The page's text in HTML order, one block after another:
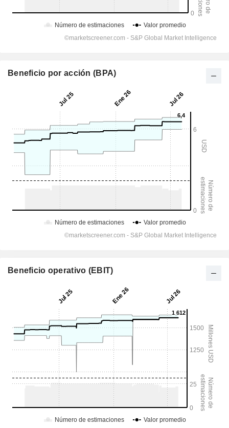
Beneficio por acción (BPA)
Beneficio operativo (EBIT)